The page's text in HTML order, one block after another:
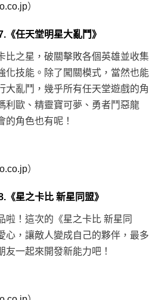
）
任天堂明星大亂鬥》
比之星，破關擊敗各個英雄並收集
化技能。除了闖關模式，當然也能
大亂鬥，幾乎所有任天堂遊戲的角
利歐、精靈寶可夢、勇者鬥惡龍
的角色也有呢！
）
星之卡比 新星同盟》
啦！這次的《星之卡比 新星同
心，讓敵人變成自己的夥伴，最多
友一起來開發新能力吧！